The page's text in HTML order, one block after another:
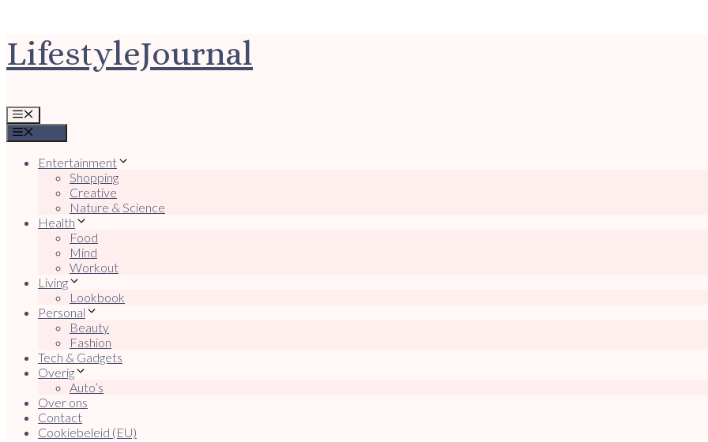
Ga
naar
de
LifestyleJournal
Menu
Entertainment
Shopping
Creative
Nature & Science
Health
Food
Mind
Workout
Living
Lookbook
Personal
Beauty
Fashion
Tech & Gadgets
Overig
Auto’s
Over ons
Contact
Cookiebeleid (EU)